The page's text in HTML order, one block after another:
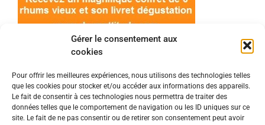
Gérer le consentement aux
cookies
Pour offrir les meilleures expériences, nous utilisons des technologies telles
que les cookies pour stocker et/ou accéder aux informations des appareils.
Le fait de consentir à ces technologies nous permettra de traiter des
données telles que le comportement de navigation ou les ID uniques sur ce
site. Le fait de ne pas consentir ou de retirer son consentement peut avoir
© 2022 Meilleur-rhum.net - Tous droits réservés
Mentions légales-Politique de cookies